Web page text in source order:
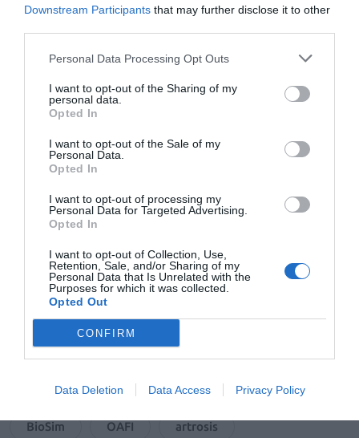
Downstream Participants that may further disclose it to other
Personal Data Processing Opt Outs
I want to opt-out of the Sharing of my
personal data.
Opted In
I want to opt-out of the Sale of my
Personal Data.
Opted In
I want to opt-out of processing my
Personal Data for Targeted Advertising.
Opted In
I want to opt-out of Collection, Use,
Retention, Sale, and/or Sharing of my
Personal Data that Is Unrelated with the
Purposes for which it was collected.
Opted Out
CONFIRM
Data Deletion Data Access Privacy Policy
como la osteoporosis y artrosis, aprobados por EMA y
AEMPS», explica el presidente de OAFI y AECOSAR, el
Dr. Josep Vergés, quien añade que «su
comercialización incrementa el arsenal terapéutico,
habiendo más opciones que permiten la
personalización del tratamiento, además de poderse
nuevo I+D y acceso a nuevos tratamientos
innovadores».
AñadirEl Farmacéuticocomo fuente preferida
de Google de forma gratuita
Mantente informado con las últimas noticias de actualidad.
BioSim OAFI artrosis